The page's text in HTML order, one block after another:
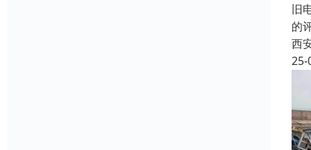
旧
的
西
25-